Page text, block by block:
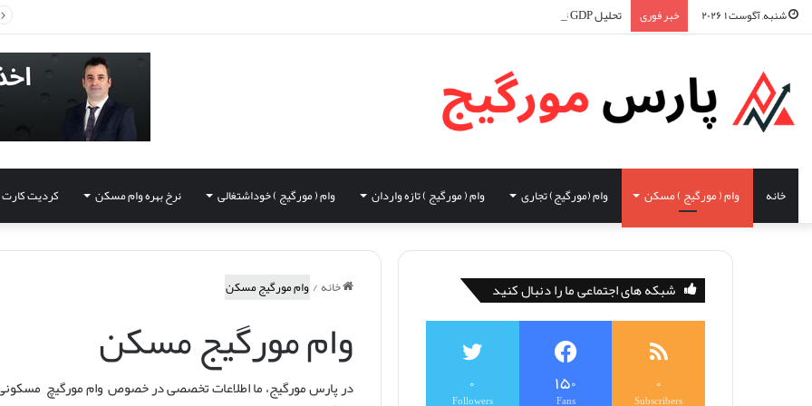
شنبه, آگوست ۱ ۲۰۲۶ خبر فوری تحلیل GDP تولید ناخالص داخلی و تاثیر آن در اقتصاد کانادا
خانه وام ( مورگیج ) مسکن وام (مورگیج) تجاری وام ( مورگیج ) تازه واردان وام ( مورگیج ) خوداشتغالی نرخ بهره وام مسکن کردیت کارت
خانه/وام مورگیج مسکن
وام مورگیج مسکن
در پارس مورگیج، ما اطلاعات تخصصی در خصوص وام مورگیچ
شبکه های اجتماعی ما را دنبال کنید
۰
Subscribers
۱۵۰
Fans
۰
Followers